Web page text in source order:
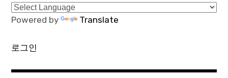
Powered by Translate
로그인